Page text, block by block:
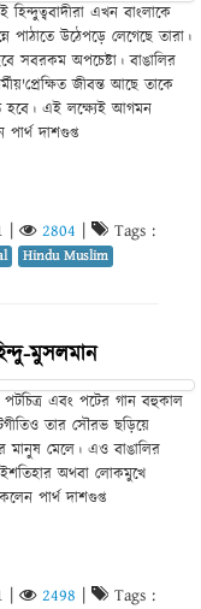
হিন্দুত্ববাদীরা এখন বাংলাকে
পাঠাতে উঠেপড়ে লেগেছে তারা।
সবরকম অপচেষ্টা। বাঙালির
জীবন্ত আছে তাকে
হবে। এই লক্ষ্যেই আগমন
দাশগুপ্ত
| 2804 | Tags :
Hindu Muslim
মুসলমান
এবং পটের গান বহুকাল
তার সৌরভ ছড়িয়ে
মানুষ মেলে। এও বাঙালির
অথবা লোকমুখে
পার্থ দাশগুপ্ত
| 2498 | Tags :